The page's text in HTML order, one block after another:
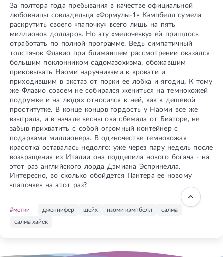
За полтора года пребывания в качестве официальной
любовницы совладельца «Формулы-1» Кэмпбелл сумела
раскрутить своего «папочку» всего лишь на пять
миллионов долларов. Но эту «мелочевку» ей пришлось
отработать по полной программе. Ведь симпатичный
толстячок Флавио при ближайшем рассмотрении оказался
большим поклонником садомазохизма, обожавшим
приковывать Наоми наручниками к кровати и
приходившим в экстаз от порки ее лобка и ягодиц. К тому
же Флавио совсем не собирался жениться на темнокожей
подружке и на людях относился к ней, как к дешевой
проститутке. В конце концов гордость у Наоми все же
взыграла, и в начале весны она сбежала от Биаторе, не
забыв прихватить с собой огромный контейнер с
подарками миллионера. В одиночестве темнокожая
красотка оставалась недолго: уже через пару недель после
возвращения из Италии она подцепила нового богача - на
этот раз английского лорда Дэмиана Эспринелла.
Интересно, во сколько обойдется Пантера ее новому
«папочке» на этот раз?
#метки дженнифер шейх наоми кэмпбелл
салма
салма хайек